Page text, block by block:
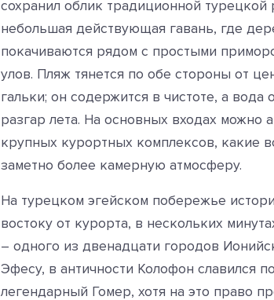
сохранил облик традиционной
небольшая действующая гавань, где
покачиваются рядом с простыми
улов. Пляж тянется по обе стороны от
гальки; он содержится в чистоте, а
разгар лета. На основных входах можно
крупных курортных комплексов, какие
заметно более камерную атмосферу.
На турецком эгейском побережье
востоку от курорта, в нескольких
– одного из двенадцати городов
Эфесу, в античности Колофон славился
легендарный Гомер, хотя на это право